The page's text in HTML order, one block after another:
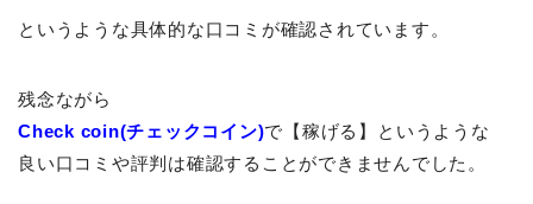
というような具体的な口コミが確認されています。
残念ながら
Check coin(チェックコイン)で【稼げる】というような
良い口コミや評判は確認することができませんでした。